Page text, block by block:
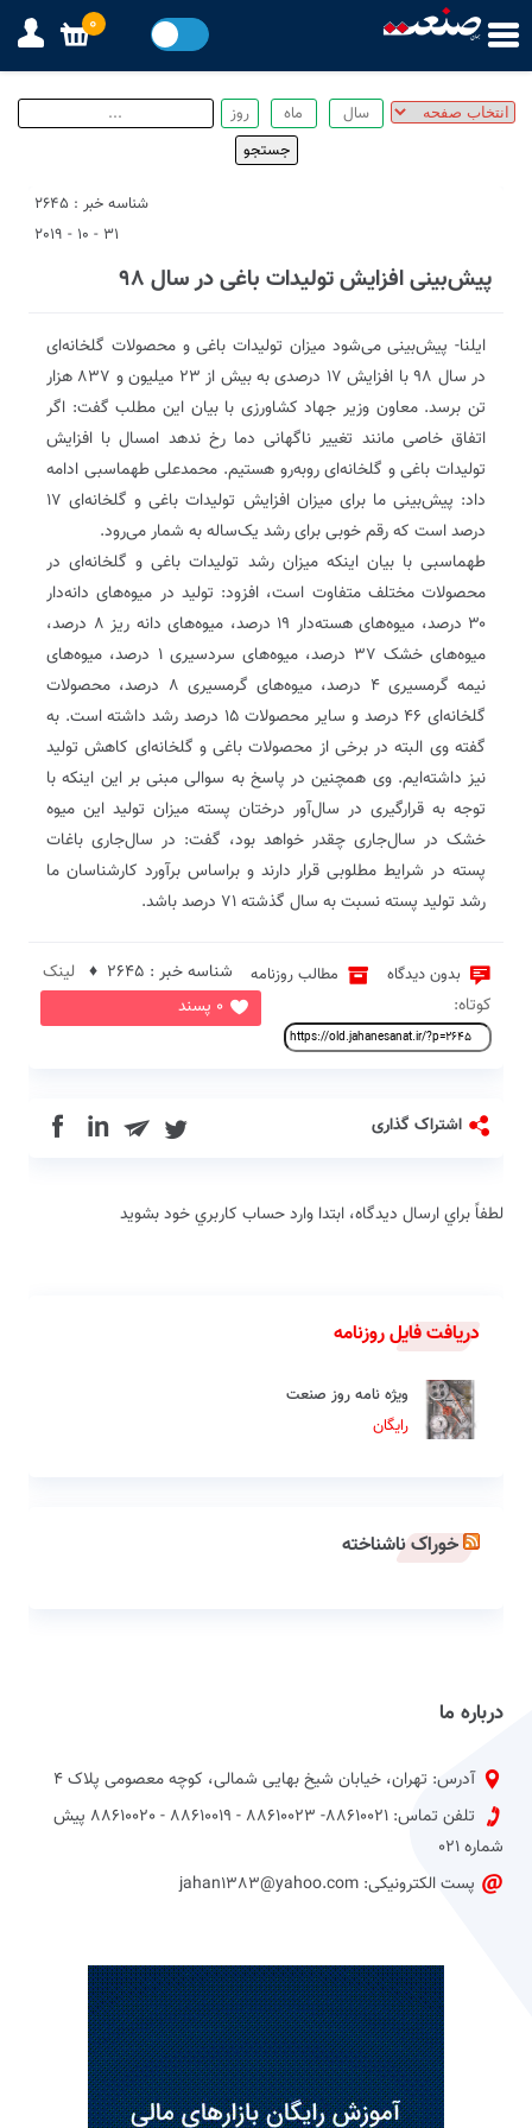
شناسه خبر : 2645
31 - 10 - 2019
پیش‌بینی افزایش تولیدات باغی در سال ۹۸
ایلنا- پیش‌بینی می‌شود میزان تولیدات باغی و محصولات گلخانه‌ای
در سال ۹۸ با افزایش ۱۷ درصدی به بیش از ۲۳ میلیون و ۸۳۷ هزار
تن برسد. معاون وزیر جهاد کشاورزی با بیان این مطلب گفت: اگر
اتفاق خاصی مانند تغییر ناگهانی دما رخ ندهد امسال با افزایش
تولیدات باغی و گلخانه‌ای روبه‌رو هستیم. محمدعلی طهماسبی ادامه
داد: پیش‌بینی ما برای میزان افزایش تولیدات باغی و گلخانه‌ای ۱۷
درصد است که رقم خوبی برای رشد یک‌ساله به شمار می‌رود.
طهماسبی با بیان اینکه میزان رشد تولیدات باغی و گلخانه‌ای در
محصولات مختلف متفاوت است، افزود: تولید در میوه‌های دانه‌دار
۳۰ درصد، میوه‌های هسته‌دار ۱۹ درصد، میوه‌های دانه ریز ۸ درصد،
میوه‌های خشک ۳۷ درصد، میوه‌های سردسیری ۱ درصد، میوه‌های
نیمه گرمسیری ۴ درصد، میوه‌های گرمسیری ۸ درصد، محصولات
گلخانه‌‌ای ۴۶ درصد و سایر محصولات ۱۵ درصد رشد داشته است. به
گفته وی‌ البته در برخی از محصولات باغی و گلخانه‌ای کاهش تولید
نیز داشته‌ایم. وی همچنین در پاسخ به سوالی مبنی بر این اینکه با
توجه به قرارگیری در سال‌آور درختان پسته میزان تولید این میوه
خشک در سال‌جاری چقدر خواهد بود،‌ گفت: در سال‌‌جاری باغات
پسته در شرایط مطلوبی قرار دارند و براساس برآورد کارشناسان ما
رشد تولید پسته نسبت به سال گذشته ۷۱ درصد باشد.
بدون دیدگاه مطالب روزنامه
0 پسند
شناسه خبر : 2645 ♦
لینک
کوتاه:
اشتراک گذاری in
لطفاً براي ارسال دیدگاه، ابتدا وارد حساب كاربري خود بشويد
دریافت فایل روزنامه
ویژه نامه روز صنعت
رایگان
خوراک ناشناخته
درباره ما
آدرس: تهران، خیابان شیخ بهایی شمالی، کوچه معصومی پلاک 4
تلفن تماس: 88610021- 88610023 - 88610019 - 88610020 پیش
شماره 021
پست الکترونیکی: jahan1383@yahoo.com
0